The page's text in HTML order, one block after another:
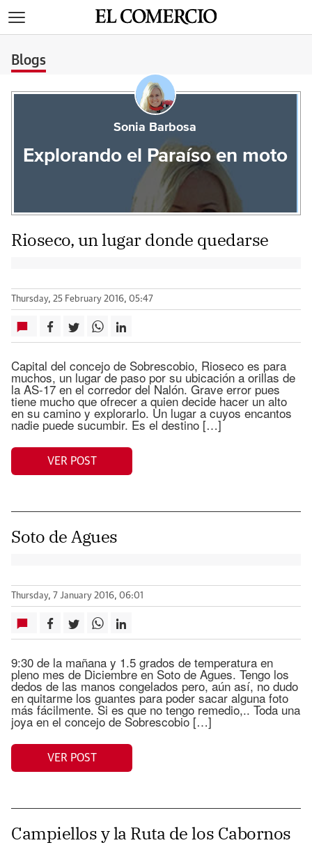
Blogs
Sonia Barbosa
Explorando el Paraíso en moto
Rioseco, un lugar donde quedarse
Thursday, 25 February 2016, 05:47
Capital del concejo de Sobrescobio, Rioseco es para
muchos, un lugar de paso por su ubicación a orillas de
la AS-17 en el corredor del Nalón. Grave error pues
tiene mucho que ofrecer a quien decide hacer un alto
en su camino y explorarlo. Un lugar a cuyos encantos
nadie puede sucumbir. Es el destino […]
VER POST
Soto de Agues
Thursday, 7 January 2016, 06:01
9:30 de la mañana y 1.5 grados de temperatura en
pleno mes de Diciembre en Soto de Agues. Tengo los
dedos de las manos congelados pero, aún así, no dudo
en quitarme los guantes para poder sacar alguna foto
más fácilmente. Si es que no tengo remedio,.. Toda una
joya en el concejo de Sobrescobio […]
VER POST
Campiellos y la Ruta de los Cabornos